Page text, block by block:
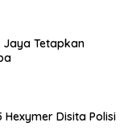
Tetapkan
Disita Polisi